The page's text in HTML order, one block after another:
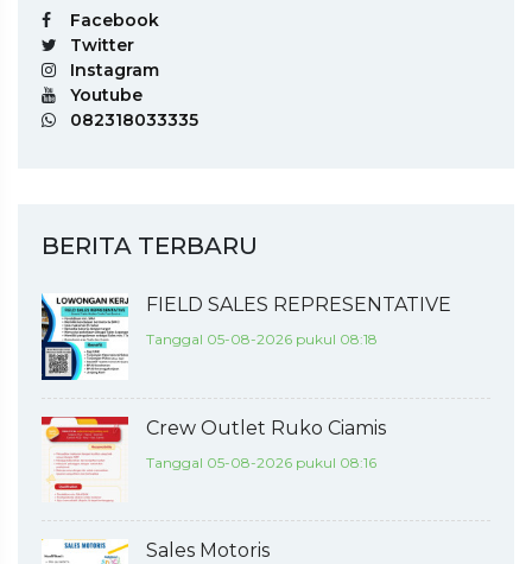
Facebook
Twitter
Instagram
Youtube
082318033335
BERITA TERBARU
FIELD SALES REPRESENTATIVE
Tanggal 05-08-2026 pukul 08:18
Crew Outlet Ruko Ciamis
Tanggal 05-08-2026 pukul 08:16
Sales Motoris